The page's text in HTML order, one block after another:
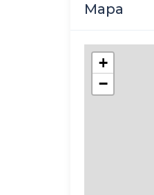
Mapa
+
−